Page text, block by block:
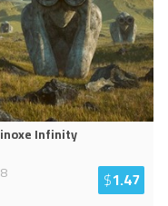
Infinity
$1.47